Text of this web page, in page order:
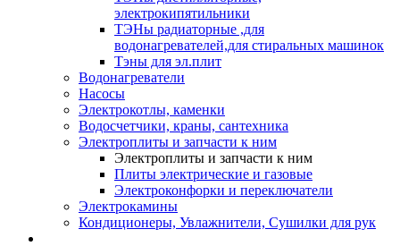
электрокипятильники
ТЭНы радиаторные ,для
водонагревателей,для стиральных машинок
Тэны для эл.плит
Водонагреватели
Насосы
Электрокотлы, каменки
Водосчетчики, краны, сантехника
Электроплиты и запчасти к ним
Электроплиты и запчасти к ним
Плиты электрические и газовые
Электроконфорки и переключатели
Электрокамины
Кондиционеры, Увлажнители, Сушилки для рук